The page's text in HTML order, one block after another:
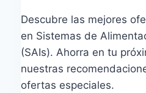
Descubre las mejores
en Sistemas de
(SAIs). Ahorra en tu
nuestras
ofertas especiales.